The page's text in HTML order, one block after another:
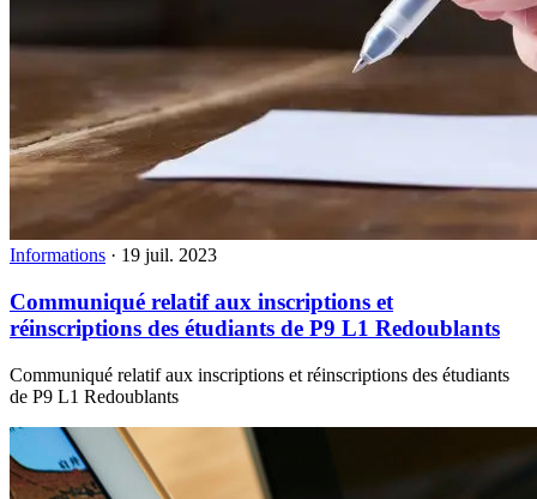
Informations · 19 juil. 2023
Communiqué relatif aux inscriptions et
réinscriptions des étudiants de P9 L1 Redoublants
Communiqué relatif aux inscriptions et réinscriptions des étudiants
de P9 L1 Redoublants